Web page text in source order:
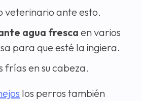
veterinario ante esto.
agua fresca en varios
para que esté la ingiera.
frías en su cabeza.
los perros también